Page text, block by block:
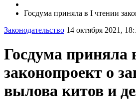
Госдума приняла в I чтении
Законодательство 14 октября 2021,
Госдума приняла
законопроект о
вылова китов и